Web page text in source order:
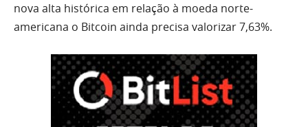
nova alta histórica em relação à moeda norte-
americana o Bitcoin ainda precisa valorizar 7,63%.